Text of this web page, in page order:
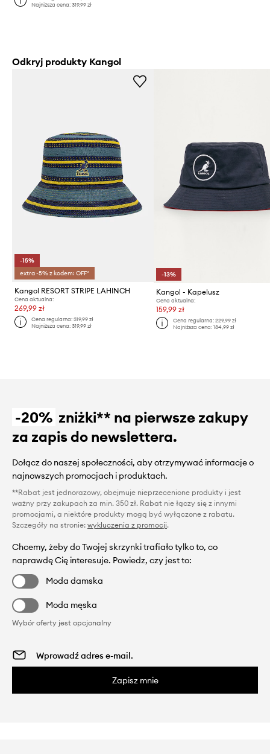
Najniższa cena:319,99 zł
Odkryj produkty Kangol
-15%
extra -5% z kodem: OFF*
Kangol RESORT STRIPE LAHINCH
Cena aktualna:
269,99 zł
Cena regularna:319,99 zł
Najniższa cena:319,99 zł
-13%
Kangol - Kapelusz
Cena aktualna:
159,99 zł
Cena regularna: 229,99 zł
Najniższa cena: 184,99 zł
-20% zniżki** na pierwsze zakupy
za zapis do newslettera.
Dołącz do naszej społeczności, aby otrzymywać informacje o
najnowszych promocjach i produktach.
**Rabat jest jednorazowy, obejmuje nieprzecenione produkty i jest
ważny przy zakupach za min. 350 zł. Rabat nie łączy się z innymi
promocjami, a niektóre produkty mogą być wyłączone z rabatu.
Szczegóły na stronie: wykluczenia z promocji.
Chcemy, żeby do Twojej skrzynki trafiało tylko to, co
naprawdę Cię interesuje. Powiedz, czy jest to:
Moda damska
Moda męska
Wybór oferty jest opcjonalny
Zapisz mnie